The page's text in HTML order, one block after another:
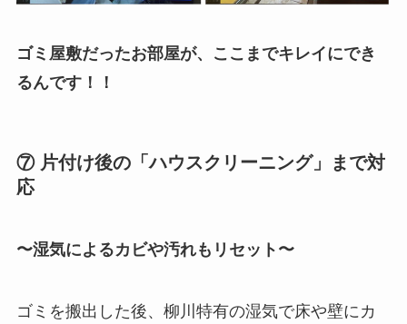
ゴミ屋敷だったお部屋が、ここまでキレイにでき
るんです！！
⑦ 片付け後の「ハウスクリーニング」まで対
応
〜湿気によるカビや汚れもリセット〜
ゴミを搬出した後、柳川特有の湿気で床や壁にカ